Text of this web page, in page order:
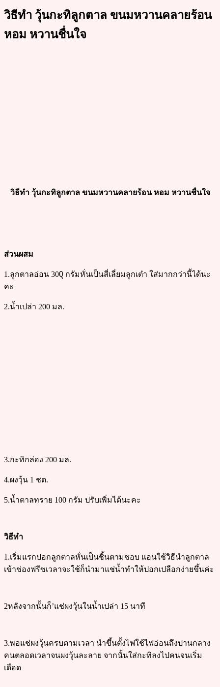
วิธีทำ วุ้นกะทิลูกตาล ขนมหวานคลายร้อน
หอม หวานชื่นใจ
วิธีทำ วุ้นกะทิลูกตาล ขนมหวานคลายร้อน หอม หวานชื่นใจ
ส่วนผสม
1.ลูกตาลอ่อน 300ุ กรัมหั่นเป็นสี่เลี่ยมลูกเต๋า ใส่มากกว่านี้ได้นะ
คะ
2.น้ำเปล่า 200 มล.
3.กะทิกล่อง 200 มล.
4.ผงวุ้น 1 ชต.
5.น้ำตาลทราย 100 กรัม ปรับเพิ่มได้นะคะ
วิธีทำ
1.เริ่มแรกปอกลูกตาลหั่นเป็นชิ้นตามชอบ แอนใช้วิธีนำลูกตาล
เข้าช่องฟรีซเวลาจะใช้ก็นำมาแช่น้ำทำให้ปอกเปลือกง่ายขึ้นค่ะ
2หลังจากนั้นก็’แช่ผงวุ้นในน้ำเปล่า 15 นาที
3.พอแช่ผงวุ้นครบตามเวลา นำขึ้นตั้งไฟใช้ไฟอ่อนถึงปานกลาง
คนตลอดเวลาจนผงวุ้นละลาย จากนั้นใส่กะทิลงไปคนจนเริ่ม
เดือด